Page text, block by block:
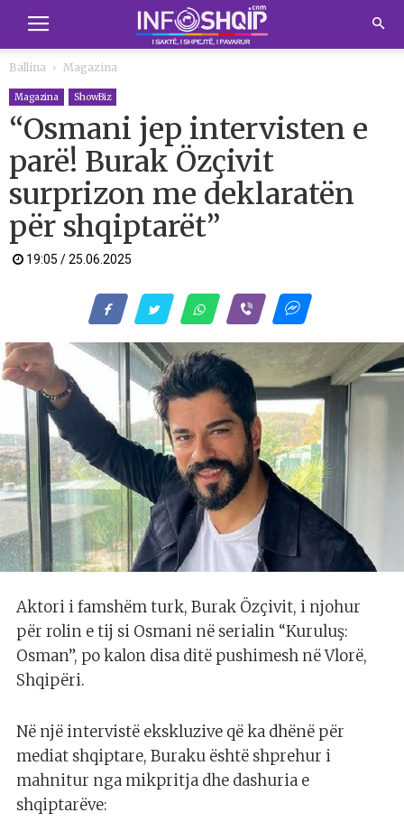
Ballina Magazina
Magazina ShowBiz
“Osmani jep intervisten e
parë! Burak Özçivit
surprizon me deklaratën
për shqiptarët”
19:05 / 25.06.2025
Aktori i famshëm turk, Burak Özçivit, i njohur
për rolin e tij si Osmani në serialin “Kuruluş:
Osman”, po kalon disa ditë pushimesh në Vlorë,
Shqipëri.
Në një intervistë ekskluzive që ka dhënë për
mediat shqiptare, Buraku është shprehur i
mahnitur nga mikpritja dhe dashuria e
shqiptarëve: